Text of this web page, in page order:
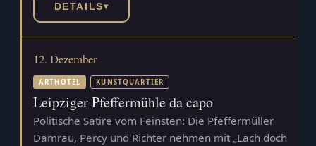
DETAILS▾
12. Dezember
ARTHOTEL KUNSTQUARTIER
Leipziger Pfeffermühle da capo
Politische Satire vom Feinsten: Die Pfeffermüller
Damrau, Percy und Richter nehmen mit „Lach doch